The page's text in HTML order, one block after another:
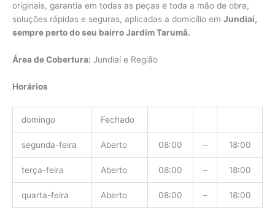
originais, garantia em todas as peças e toda a mão de obra,
soluções rápidas e seguras, aplicadas a domicílio em Jundiaí,
sempre perto do seu bairro Jardim Tarumã.
Área de Cobertura: Jundiaí e Região
Horários
domingo Fechado
segunda-feira Aberto 08:00 – 18:00
terça-feira Aberto 08:00 – 18:00
quarta-feira Aberto 08:00 – 18:00